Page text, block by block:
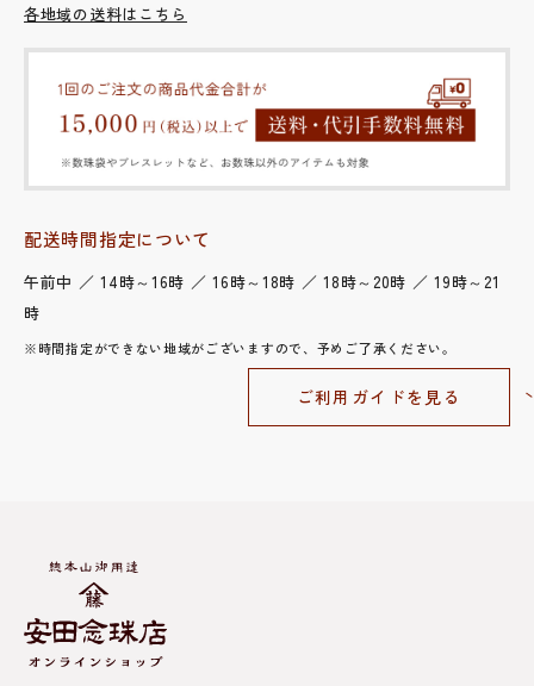
各地域の送料はこちら
配送時間指定について
午前中 ／ 14時～16時 ／ 16時～18時 ／ 18時～20時 ／ 19時～21
時
※時間指定ができない地域がございますので、予めご了承ください。
ご利用ガイドを見る